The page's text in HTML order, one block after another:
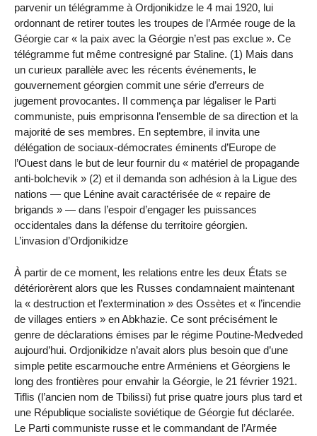
parvenir un télégramme à Ordjonikidze le 4 mai 1920, lui
ordonnant de retirer toutes les troupes de l’Armée rouge de la
Géorgie car « la paix avec la Géorgie n’est pas exclue ». Ce
télégramme fut même contresigné par Staline. (1) Mais dans
un curieux parallèle avec les récents événements, le
gouvernement géorgien commit une série d’erreurs de
jugement provocantes. Il commença par légaliser le Parti
communiste, puis emprisonna l’ensemble de sa direction et la
majorité de ses membres. En septembre, il invita une
délégation de sociaux-démocrates éminents d’Europe de
l’Ouest dans le but de leur fournir du « matériel de propagande
anti-bolchevik » (2) et il demanda son adhésion à la Ligue des
nations — que Lénine avait caractérisée de « repaire de
brigands » — dans l’espoir d’engager les puissances
occidentales dans la défense du territoire géorgien.
L’invasion d’Ordjonikidze
À partir de ce moment, les relations entre les deux États se
détériorèrent alors que les Russes condamnaient maintenant
la « destruction et l’extermination » des Ossètes et « l’incendie
de villages entiers » en Abkhazie. Ce sont précisément le
genre de déclarations émises par le régime Poutine-Medveded
aujourd’hui. Ordjonikidze n’avait alors plus besoin que d’une
simple petite escarmouche entre Arméniens et Géorgiens le
long des frontières pour envahir la Géorgie, le 21 février 1921.
Tiflis (l’ancien nom de Tbilissi) fut prise quatre jours plus tard et
une République socialiste soviétique de Géorgie fut déclarée.
Le Parti communiste russe et le commandant de l’Armée